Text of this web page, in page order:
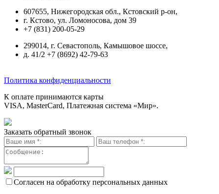
607655, Нижегородская обл., Кстовский р-он,
г. Кстово, ул. Ломоносова, дом 39
+7 (831) 200-05-29
299014, г. Севастополь, Камышовое шоссе,
д. 41/2 +7 (8692) 42-79-63
Политика конфиденциальности
К оплате принимаются карты
VISA, MasterCard, Платежная система «Мир».
Заказать обратный звонок
Согласен на обработку персональных данных